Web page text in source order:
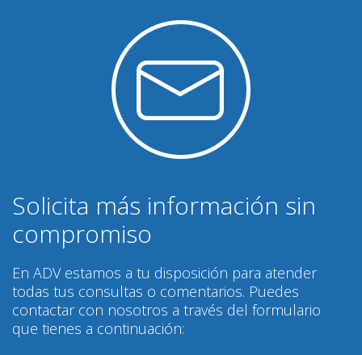
Solicita más información sin
compromiso
En ADV estamos a tu disposición para atender
todas tus consultas o comentarios. Puedes
contactar con nosotros a través del formulario
que tienes a continuación: